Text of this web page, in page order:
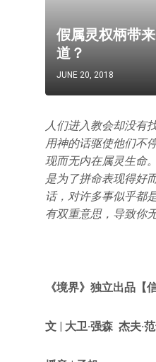
假属灵权柄带
道？
JUNE 20, 2018
人们进入教会却没有
用神的话驱使他们不
现而无内在属灵生命
是为了拼命表现得好
话，对许多事似乎都
有双重意思，导致你
《境界》独立出品【
文 | 大卫·强森 杰夫·